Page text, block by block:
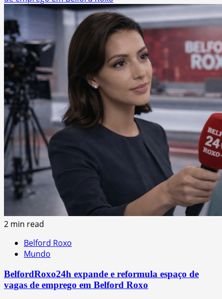
2 min read
Belford Roxo
Mundo
BelfordRoxo24h expande e reformula espaço de
vagas de emprego em Belford Roxo